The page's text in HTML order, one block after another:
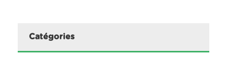
Catégories